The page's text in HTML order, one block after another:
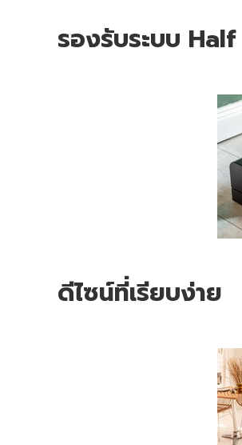
รองรับระบบ
ดีไซน์ที่เรียบง่าย